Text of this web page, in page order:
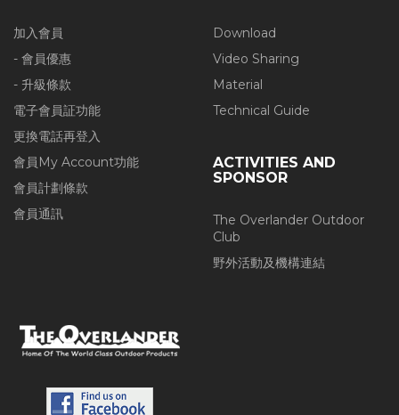
加入會員
- 會員優惠
- 升級條款
電子會員証功能
更換電話再登入
會員My Account功能
會員計劃條款
會員通訊
Download
Video Sharing
Material
Technical Guide
ACTIVITIES AND
SPONSOR
The Overlander Outdoor
Club
野外活動及機構連結